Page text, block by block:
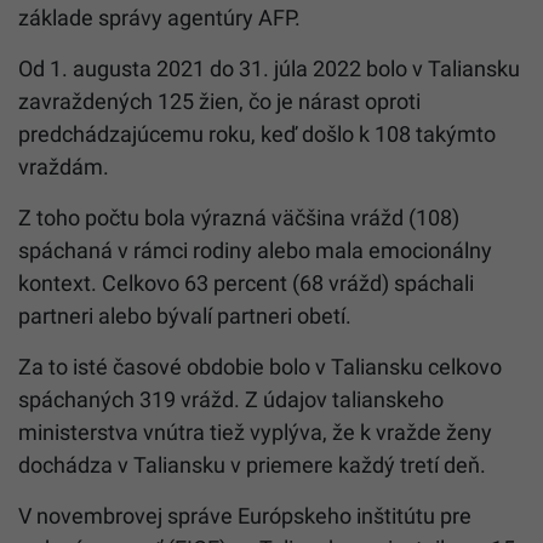
základe správy agentúry AFP.
Od 1. augusta 2021 do 31. júla 2022 bolo v Taliansku
zavraždených 125 žien, čo je nárast oproti
predchádzajúcemu roku, keď došlo k 108 takýmto
vraždám.
Z toho počtu bola výrazná väčšina vrážd (108)
spáchaná v rámci rodiny alebo mala emocionálny
kontext. Celkovo 63 percent (68 vrážd) spáchali
partneri alebo bývalí partneri obetí.
Za to isté časové obdobie bolo v Taliansku celkovo
spáchaných 319 vrážd. Z údajov talianskeho
ministerstva vnútra tiež vyplýva, že k vražde ženy
dochádza v Taliansku v priemere každý tretí deň.
V novembrovej správe Európskeho inštitútu pre